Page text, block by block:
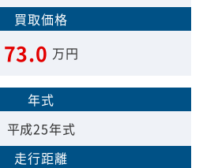
買取価格
73.0 万円
年式
平成25年式
走行距離